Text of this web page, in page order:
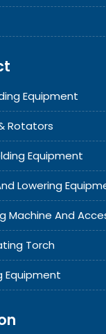
Equipment
Rotators
Equipment
Lowering
Machine And
Torch
Equipment